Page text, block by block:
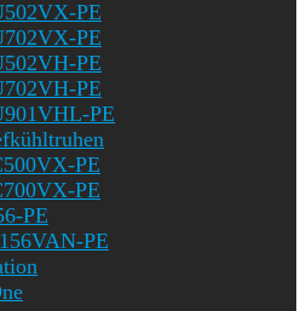
PE
PE
PE
PE
PE
PE
PE
PE
PE